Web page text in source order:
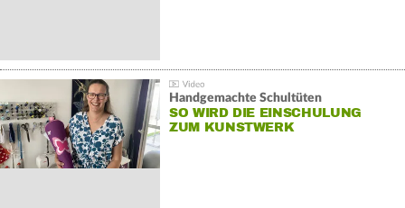
Handgemachte Schultüten
SO WIRD DIE EINSCHULUNG
ZUM KUNSTWERK